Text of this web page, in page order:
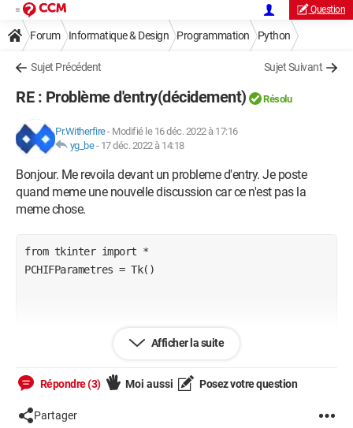
Question
Forum Informatique & Design Programmation Python
Sujet Précédent Sujet Suivant
RE : Problème d'entry(décidement) Résolu
Pr.Witherfire- Modifié le 16 déc. 2022 à 17:16
yg_be- 17 déc. 2022 à 14:18
Bonjour. Me revoila devant un probleme d'entry. Je poste
quand meme une nouvelle discussion car ce n'est pas la
meme chose.
from tkinter import *
PCHIFParametres = Tk()
def PCHIFoGetColor1(event):
    print(PCHIColor1)
PCHIEColor1 = Entry(PCHIFParametres, width=30)
Afficher la suite
Répondre (3) Moi aussi Posez votre question
Partager